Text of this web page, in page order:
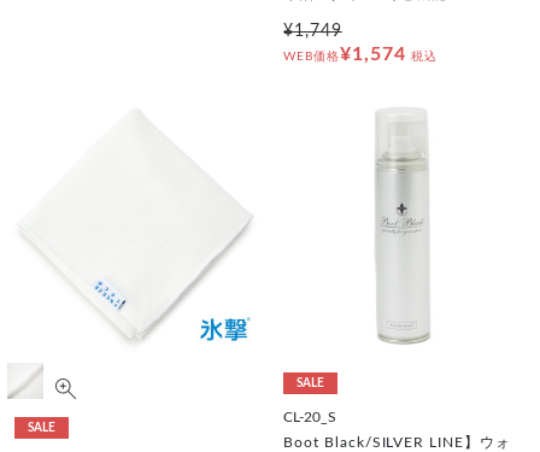
¥1,749
WEB価格¥1,574 税込
SALE
SALE
CL-20_S
Boot Black/SILVER LINE】ウォ